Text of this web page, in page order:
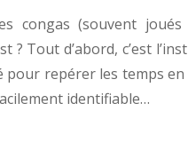
congas (souvent joués
? Tout d’abord, c’est
pour repérer les temps en
identifiable…